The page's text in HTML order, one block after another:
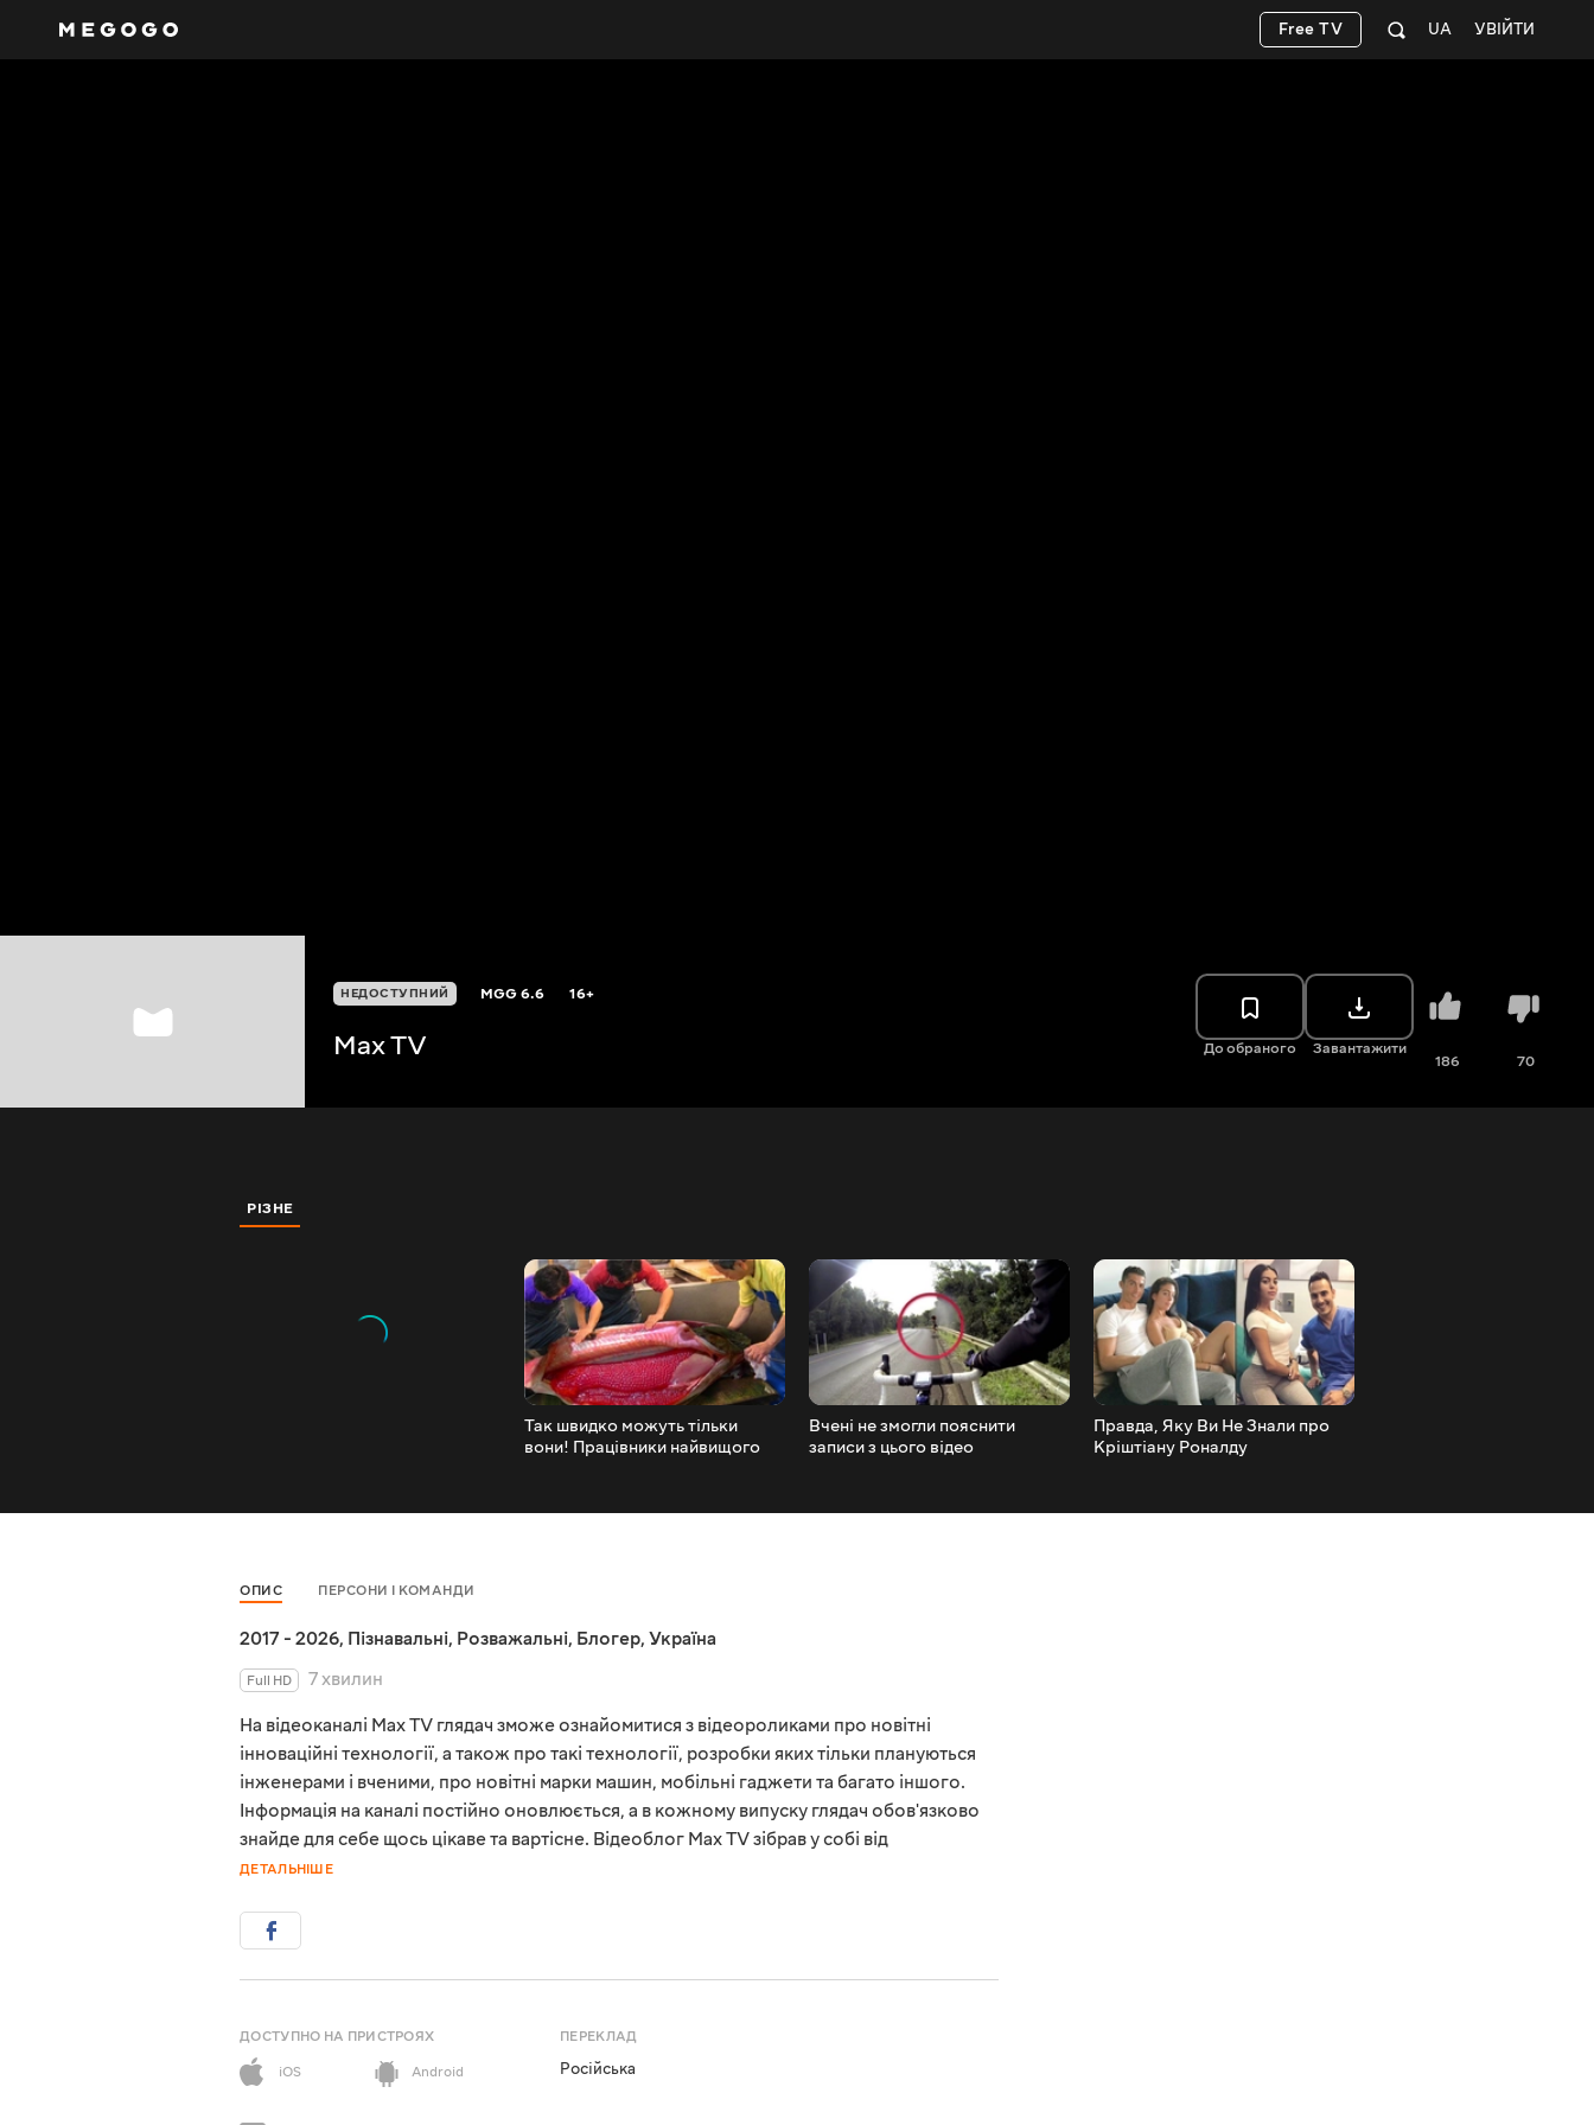
УВІЙТИ
UA
Free TV
НЕДОСТУПНИЙ MGG6.6 16+
Max TV До обраного Завантажити
186 70
РІЗНЕ
Так швидко можуть тільки
вони! Працівники найвищого
Вчені не змогли пояснити
записи з цього відео
Правда, Яку Ви Не Знали про
Кріштіану Роналду
ОПИС ПЕРСОНИ І КОМАНДИ
2017 - 2026, Пізнавальні, Розважальні, Блогер, Україна
Full HD
7 хвилин
На відеоканалі Max TV глядач зможе ознайомитися з відеороликами про новітні
інноваційні технології, а також про такі технології, розробки яких тільки плануються
інженерами і вченими, про новітні марки машин, мобільні гаджети та багато іншого.
Інформація на каналі постійно оновлюється, а в кожному випуску глядач обов'язково
знайде для себе щось цікаве та вартісне. Відеоблог Max TV зібрав у собі від
ДЕТАЛЬНІШЕ
ДОСТУПНО НА ПРИСТРОЯХ
iOS
Android
ПЕРЕКЛАД
Російська